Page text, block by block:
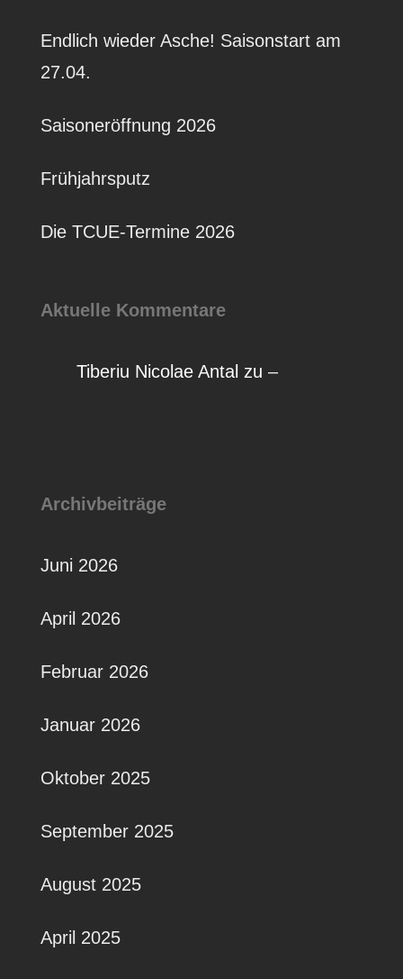
Endlich wieder Asche! Saisonstart am
27.04.
Saisoneröffnung 2026
Frühjahrsputz
Die TCUE-Termine 2026
Aktuelle Kommentare
Tiberiu Nicolae Antal zu –
Archivbeiträge
Juni 2026
April 2026
Februar 2026
Januar 2026
Oktober 2025
September 2025
August 2025
April 2025